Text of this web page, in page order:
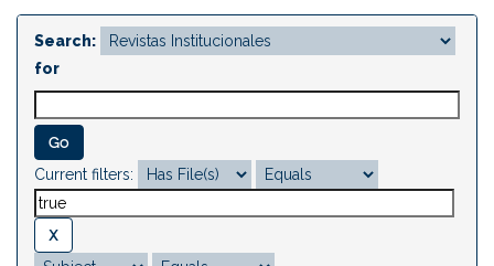
Search:
for
Current filters: